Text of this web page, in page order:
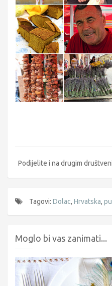
Podijelite i na drugim
Tagovi: Dolac, Hrvatska,
Moglo bi vas zanimati...